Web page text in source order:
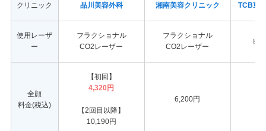
クリニック 品川美容外科 湘南美容クリニック TCB東
使用レーザ
ー
フラクショナル
CO2レーザー
フラクショナル
CO2レーザー
ピ
全顔
料金(税込)
【初回】
4,320円
【2回目以降】
10,190円
6,200円